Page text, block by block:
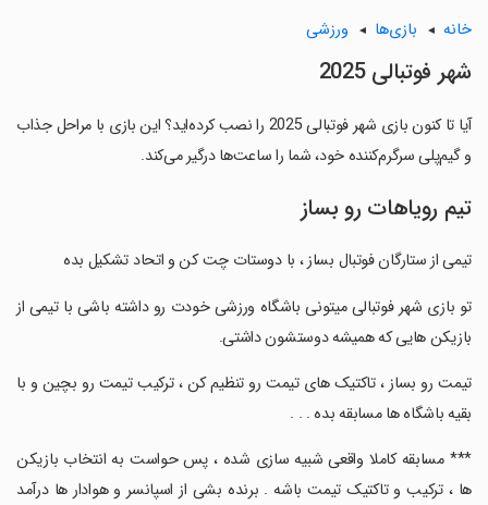
خانه بازی‌ها ورزشی
‏‏‏‏‏‏‏شهر فوتبالی 2025
آیا تا کنون بازی ‏‏‏‏‏‏‏شهر فوتبالی 2025 را نصب کرده‌اید؟ این بازی با مراحل جذاب
و گیم‌پلی سرگرم‌کننده خود، شما را ساعت‌ها درگیر می‌کند.
تیم رویاهات رو بساز
‏‏‏‏‏‏‏تیمی از ستارگان فوتبال بساز ، با دوستات چت کن و اتحاد تشکیل بده
‏‏‏‏‏‏‏تو بازی شهر فوتبالی میتونی باشگاه ورزشی خودت رو داشته باشی با تیمی از
بازیکن هایی که همیشه دوستشون داشتی.
‏‏‏‏‏‏‏تیمت رو بساز ، تاکتیک های تیمت رو تنظیم کن ، ترکیب تیمت رو بچین و با
بقیه باشگاه ها مسابقه بده . . .
‏‏‏‏‏‏‏*** مسابقه کاملا واقعی شبیه سازی شده ، پس حواست به انتخاب بازیکن
ها ، ترکیب و تاکتیک تیمت باشه . برنده بشی از اسپانسر و هوادار ها درآمد